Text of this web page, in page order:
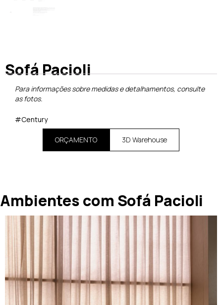
Sofá Pacioli
Para informações sobre medidas e detalhamentos, consulte
as fotos.
#Century
ORÇAMENTO 3D Warehouse
Ambientes com Sofá Pacioli